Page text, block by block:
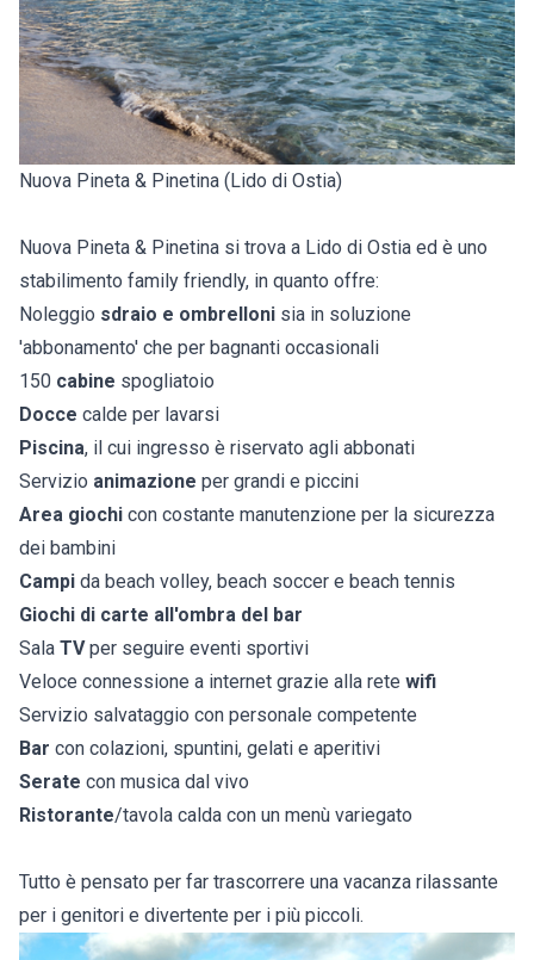
Nuova Pineta & Pinetina (Lido di Ostia)
Nuova Pineta & Pinetina si trova a Lido di Ostia ed è uno
stabilimento family friendly, in quanto offre:
Noleggio sdraio e ombrelloni sia in soluzione
'abbonamento' che per bagnanti occasionali
150 cabine spogliatoio
Docce calde per lavarsi
Piscina, il cui ingresso è riservato agli abbonati
Servizio animazione per grandi e piccini
Area giochi con costante manutenzione per la sicurezza
dei bambini
Campi da beach volley, beach soccer e beach tennis
Giochi di carte all'ombra del bar
Sala TVper seguire eventi sportivi
Veloce connessione a internet grazie alla rete wifi
Servizio salvataggio con personale competente
Bar con colazioni, spuntini, gelati e aperitivi
Serate con musica dal vivo
Ristorante/tavola calda con un menù variegato
Tutto è pensato per far trascorrere una vacanza rilassante
per i genitori e divertente per i più piccoli.